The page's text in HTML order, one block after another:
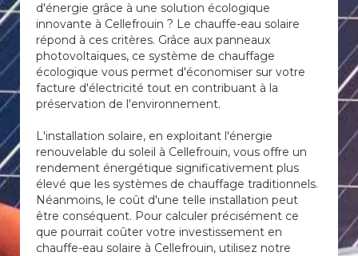
d'énergie grâce à une solution écologique
innovante à Cellefrouin ? Le chauffe-eau solaire
répond à ces critères. Grâce aux panneaux
photovoltaïques, ce système de chauffage
écologique vous permet d'économiser sur votre
facture d'électricité tout en contribuant à la
préservation de l'environnement.
L'installation solaire, en exploitant l'énergie
renouvelable du soleil à Cellefrouin, vous offre un
rendement énergétique significativement plus
élevé que les systèmes de chauffage traditionnels.
Néanmoins, le coût d'une telle installation peut
être conséquent. Pour calculer précisément ce
que pourrait coûter votre investissement en
chauffe-eau solaire à Cellefrouin, utilisez notre